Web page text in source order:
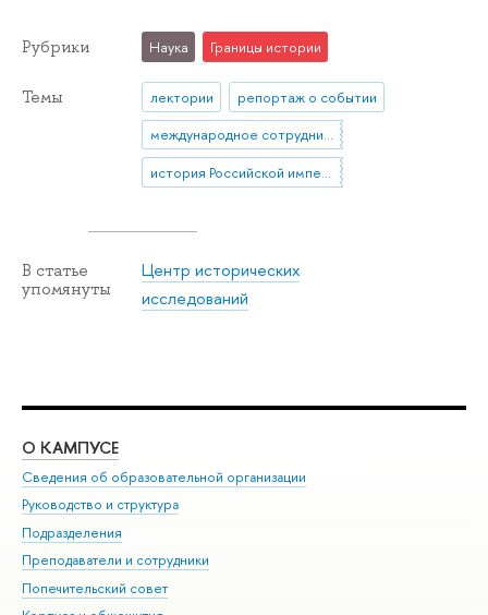
Рубрики Наука Границы истории
Темы лектории
репортаж о событии
международное сотрудничество
история Российской империи
В статье
упомянуты
Центр исторических
исследований
О КАМПУСЕ
Сведения об образовательной организации
Руководство и структура
Подразделения
Преподаватели и сотрудники
Попечительский совет